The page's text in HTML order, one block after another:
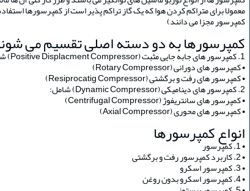
معمولا برای متراکم کردن هوا که یک گاز تراکم پذیر است از کمپرسورها
کمپرسور مجزا می دانند)
کمپرسورها به دو دسته اصلی تقسیم می
1. کمپرسور های جابه جایی مثبت(Positive Displacment Compressor) شامل:
• کمپرسور های دورانی (Rotary Compressor)
• کمپرسور های رفت و برگشتی (Resiprocatig Compressor)
2. کمپرسور های دینامیکی (Dynamic Compressor) شامل:
• کمپرسور هایسانتریفوژ(Centrifugal Compressor)
• کمپرسور هایمحوری(Axial Compressor)
انواع کمپرسورها• 1. کمپرسور
• 2. کاربرد کمپرسور رفت و برگشتی
• 3. کمپرسور اسکرو
• 4. کمپرسور اسکرو بدون روغن